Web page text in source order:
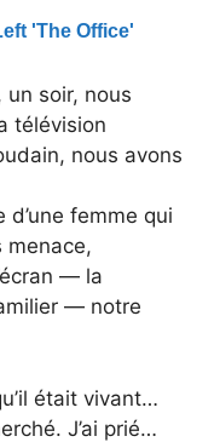
soir, nous
télévision
nous avons
femme qui
menace,
— la
— notre
était vivant…
J’ai prié…